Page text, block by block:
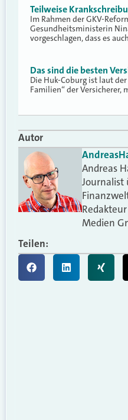
Teilweise
Im Rahmen der GKV-
Gesundheitsministerin
vorgeschlagen, dass es
Das sind die besten
Die Huk-Coburg ist laut
Familien“ der Versicherer,
Autor
Andreas
Andreas
Journalist
Medien
Teilen: